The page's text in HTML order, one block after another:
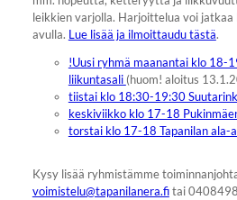
leikkien varjolla. Harjoittelua voi
avulla. Lue lisää ja ilmoittaudu tästä.
!Uusi ryhmä maanantai klo 18-
liikuntasali (huom! aloitus
tiistai klo 18:30-19:30
keskiviikko klo 17-18
torstai klo 17-18 Tapanilan ala-
Kysy lisää ryhmistämme
voimistelu@tapanilanera.fitai